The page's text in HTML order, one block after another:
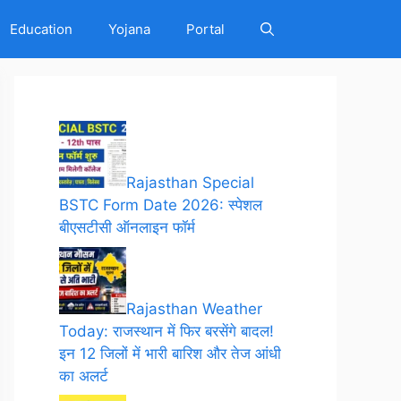
Education Yojana Portal
Rajasthan Special
BSTC Form Date 2026: स्पेशल
बीएसटीसी ऑनलाइन फॉर्म
Rajasthan Weather
Today: राजस्थान में फिर बरसेंगे बादल!
इन 12 जिलों में भारी बारिश और तेज आंधी
का अलर्ट